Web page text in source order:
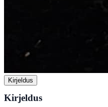
Kirjeldus
Kirjeldus